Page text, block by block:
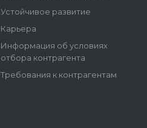
Устойчивое развитие
Карьера
Информация об условиях
отбора контрагента
Требования к контрагентам